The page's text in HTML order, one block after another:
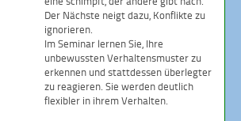
Der Nächste neigt dazu, Konflikte zu
ignorieren.
Im Seminar lernen Sie, Ihre
unbewussten Verhaltensmuster zu
erkennen und stattdessen überlegter
zu reagieren. Sie werden deutlich
flexibler in ihrem Verhalten.